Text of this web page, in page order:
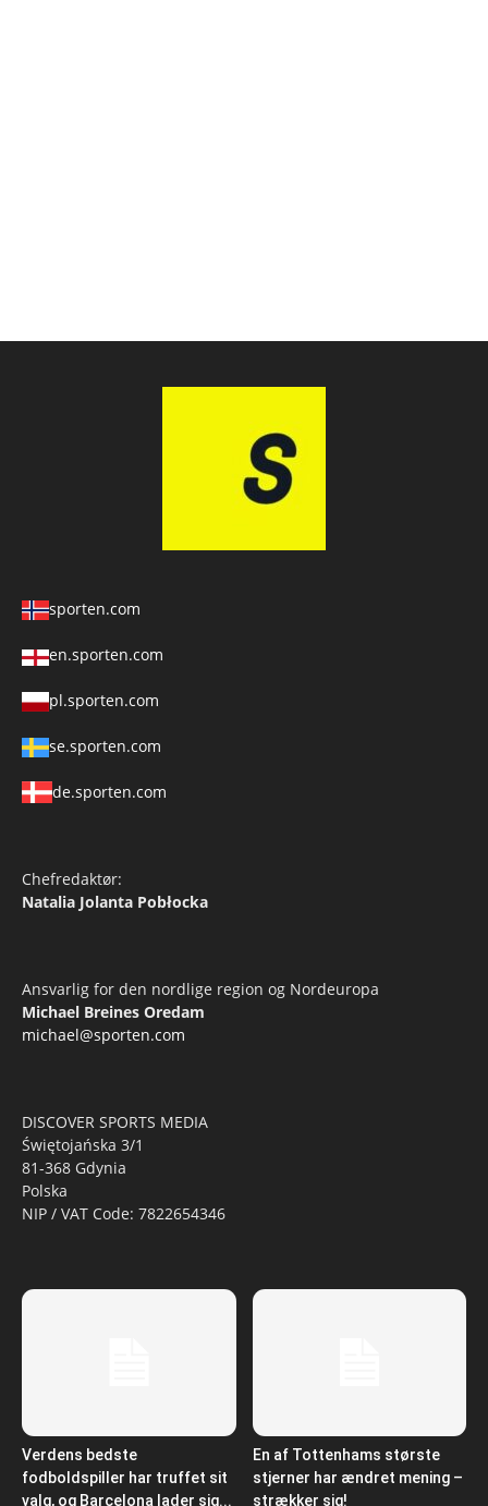
sporten.com
en.sporten.com
pl.sporten.com
se.sporten.com
de.sporten.com
Chefredaktør:
Natalia Jolanta Pobłocka
Ansvarlig for den nordlige region og Nordeuropa
Michael Breines Oredam
michael@sporten.com
DISCOVER SPORTS MEDIA
Świętojańska 3/1
81-368 Gdynia
Polska
NIP / VAT Code: 7822654346
Verdens bedste
fodboldspiller har truffet sit
valg, og Barcelona lader sig...
En af Tottenhams største
stjerner har ændret mening –
strækker sig!